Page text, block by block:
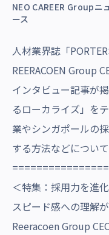
NEO CAREER Groupニ
ース
人材業界誌「
REERACOEN Group
インタビュー記事が
るローカライズ」を
業やシンガポールの
する方法などについ
＜特集：採用力を進
スピード感への理解
Reeracoen Group